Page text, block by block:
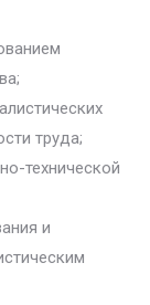
труда;
технической
и